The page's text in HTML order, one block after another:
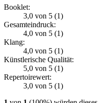
Booklet:
3,0 von 5 (1)
Gesamteindruck:
4,0 von 5 (1)
Klang:
4,0 von 5 (1)
Künstlerische Qualität:
5,0 von 5 (1)
Repertoirewert:
3,0 von 5 (1)